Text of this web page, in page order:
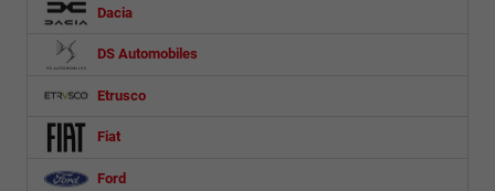
Dacia
DS Automobiles
Etrusco
Fiat
Ford